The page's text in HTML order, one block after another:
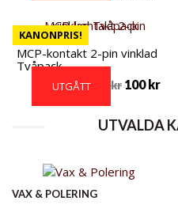
KANONPRIS!
UTGÅTT
MCP-kontakt 2-pin vinklad
Tvåpack
249 kr 100 kr
UTVALDA
VAX & POLERING